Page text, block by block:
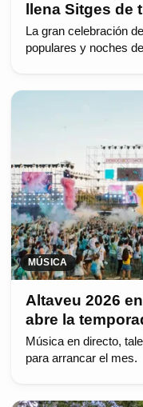
llena Sitges
La gran celebración
populares y noches
MÚSICA
Altaveu 2026
abre la
Música en directo,
para arrancar el mes.